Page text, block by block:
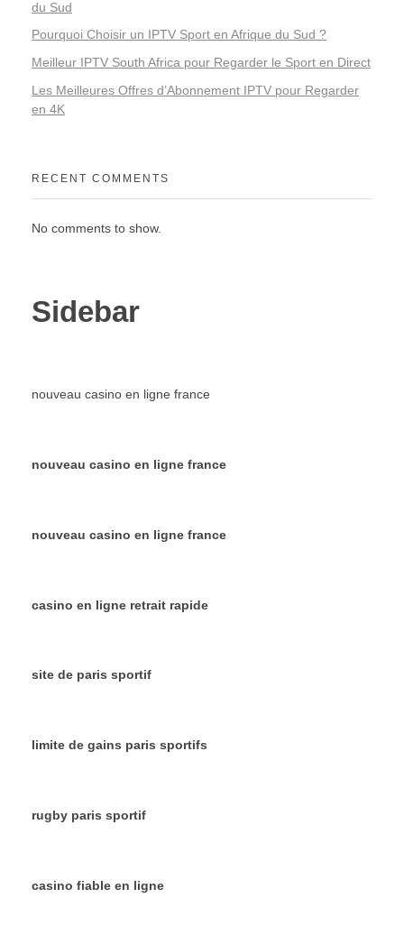
du Sud
Pourquoi Choisir un IPTV Sport en Afrique du Sud ?
Meilleur IPTV South Africa pour Regarder le Sport en Direct
Les Meilleures Offres d’Abonnement IPTV pour Regarder
en 4K
RECENT COMMENTS
No comments to show.
Sidebar
nouveau casino en ligne france
nouveau casino en ligne france
nouveau casino en ligne france
casino en ligne retrait rapide
site de paris sportif
limite de gains paris sportifs
rugby paris sportif
casino fiable en ligne